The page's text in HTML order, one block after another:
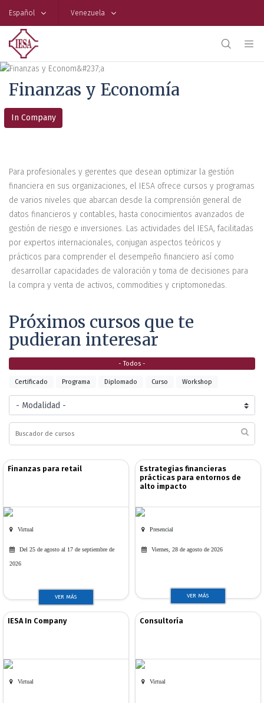
Español Venezuela
Finanzas y Economía
In Company
Para profesionales y gerentes que desean optimizar la gestión
financiera en sus organizaciones, el IESA ofrece cursos y programas
de varios niveles que abarcan desde la comprensión general de
datos financieros y contables, hasta conocimientos avanzados de
gestión de riesgo e inversiones. Las actividades del IESA, facilitadas
por expertos internacionales, conjugan aspectos teóricos y
prácticos para comprender el desempeño financiero así como
desarrollar capacidades de valoración y toma de decisiones para
la compra y venta de activos, commodities y criptomonedas.
Próximos cursos que te
pudieran interesar
- Todos -
Certificado Programa Diplomado Curso Workshop
Finanzas para retail
Virtual
Del 25 de agosto al 17 de septiembre de
2026
VER MÁS
Estrategias financieras
prácticas para entornos de
alto impacto
Presencial
Viernes, 28 de agosto de 2026
VER MÁS
IESA In Company
Virtual
Consultoría
Virtual